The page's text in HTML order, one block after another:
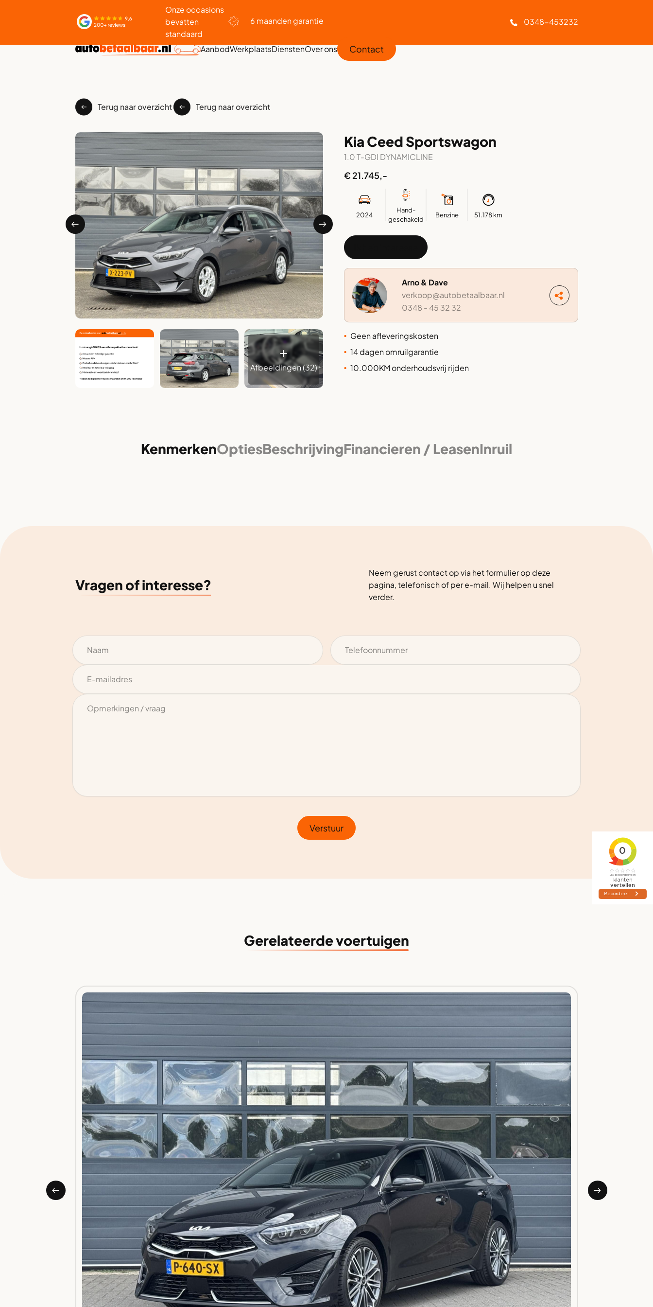
Onze occasions
bevatten
standaard
6 maanden garantie Geen afleverkosten
0348-453232
AanbodWerkplaatsDienstenOver ons Contact
Terug naar overzicht Terug naar overzicht
+
Afbeeldingen (32)
Kia Ceed Sportswagon
1.0 T-GDI DYNAMICLINE
€ 21.745,-
2024
Hand-
geschakeld
Benzine 51.178 km
Arno & Dave
verkoop@autobetaalbaar.nl
0348 - 45 32 32
⁠Geen afleveringskosten
14 dagen omruilgarantie
⁠⁠⁠10.000KM onderhoudsvrij rijden
KenmerkenOptiesBeschrijvingFinancieren / LeasenInruil
Vragen of interesse?
Neem gerust contact op via het formulier op deze
pagina, telefonisch of per e-mail. Wij helpen u snel
verder.
Verstuur
Gerelateerde voertuigen